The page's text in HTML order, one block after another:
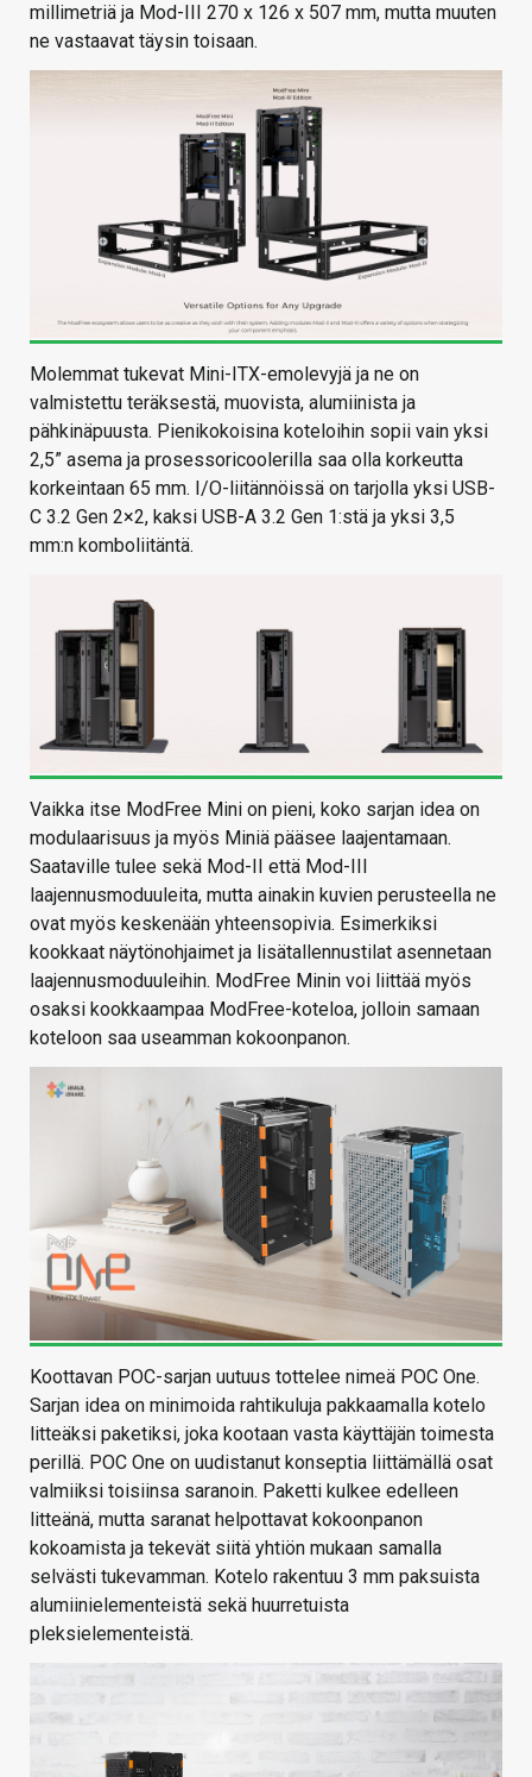
millimetriä ja Mod-III 270 x 126 x 507 mm, mutta muuten
ne vastaavat täysin toisaan.
Molemmat tukevat Mini-ITX-emolevyjä ja ne on
valmistettu teräksestä, muovista, alumiinista ja
pähkinäpuusta. Pienikokoisina koteloihin sopii vain yksi
2,5” asema ja prosessoricoolerilla saa olla korkeutta
korkeintaan 65 mm. I/O-liitännöissä on tarjolla yksi USB-
C 3.2 Gen 2×2, kaksi USB-A 3.2 Gen 1:stä ja yksi 3,5
mm:n komboliitäntä.
Vaikka itse ModFree Mini on pieni, koko sarjan idea on
modulaarisuus ja myös Miniä pääsee laajentamaan.
Saataville tulee sekä Mod-II että Mod-III
laajennusmoduuleita, mutta ainakin kuvien perusteella ne
ovat myös keskenään yhteensopivia. Esimerkiksi
kookkaat näytönohjaimet ja lisätallennustilat asennetaan
laajennusmoduuleihin. ModFree Minin voi liittää myös
osaksi kookkaampaa ModFree-koteloa, jolloin samaan
koteloon saa useamman kokoonpanon.
Koottavan POC-sarjan uutuus tottelee nimeä POC One.
Sarjan idea on minimoida rahtikuluja pakkaamalla kotelo
litteäksi paketiksi, joka kootaan vasta käyttäjän toimesta
perillä. POC One on uudistanut konseptia liittämällä osat
valmiiksi toisiinsa saranoin. Paketti kulkee edelleen
litteänä, mutta saranat helpottavat kokoonpanon
kokoamista ja tekevät siitä yhtiön mukaan samalla
selvästi tukevamman. Kotelo rakentuu 3 mm paksuista
alumiinielementeistä sekä huurretuista
pleksielementeistä.